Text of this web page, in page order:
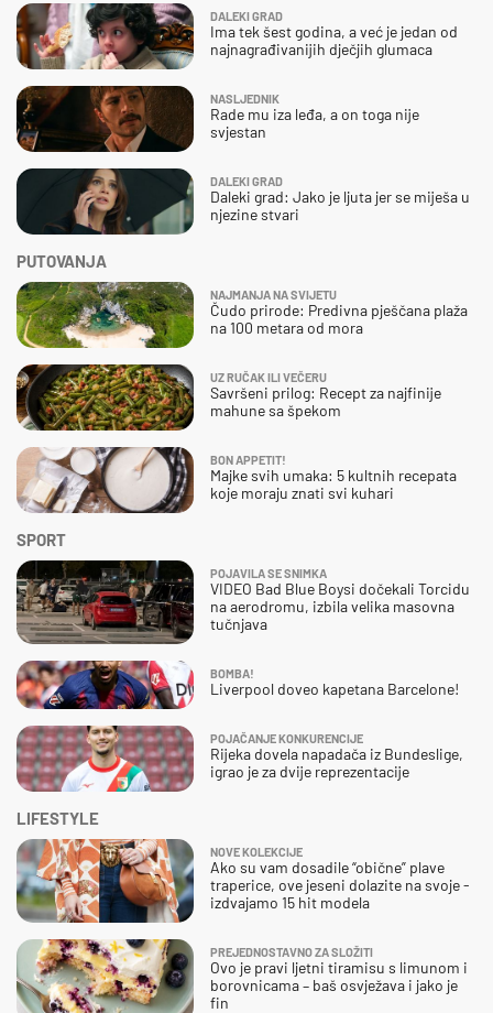
SPORT
POJAVILA SE SNIMKA
VIDEO Bad Blue Boysi dočekali Torcidu
na aerodromu, izbila velika masovna
tučnjava
BOMBA!
Liverpool doveo kapetana Barcelone!
POJAČANJE KONKURENCIJE
Rijeka dovela napadača iz Bundeslige,
igrao je za dvije reprezentacije
DALEKI GRAD
Ima tek šest godina, a već je jedan od
najnagrađivanijih dječjih glumaca
NASLJEDNIK
Rade mu iza leđa, a on toga nije
svjestan
DALEKI GRAD
Daleki grad: Jako je ljuta jer se miješa u
njezine stvari
PUTOVANJA
NAJMANJA NA SVIJETU
Čudo prirode: Predivna pješčana plaža
na 100 metara od mora
UZ RUČAK ILI VEČERU
Savršeni prilog: Recept za najfinije
mahune sa špekom
BON APPETIT!
Majke svih umaka: 5 kultnih recepata
koje moraju znati svi kuhari
LIFESTYLE
NOVE KOLEKCIJE
Ako su vam dosadile “obične” plave
traperice, ove jeseni dolazite na svoje -
izdvajamo 15 hit modela
PREJEDNOSTAVNO ZA SLOŽITI
Ovo je pravi ljetni tiramisu s limunom i
borovnicama – baš osvježava i jako je
fin